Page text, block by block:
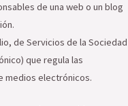
de una web o un blog
de Servicios de la Sociedad
que regula las
medios electrónicos.